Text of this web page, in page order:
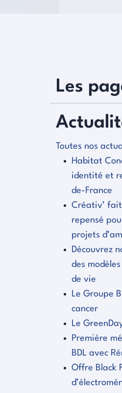
Les
Toutes nos
Habitat
identité et
de-France
Créativ’
repensé
projets
Découvrez
des
de vie
Le Groupe
cancer
Le
Première
BDL avec
Offre Black